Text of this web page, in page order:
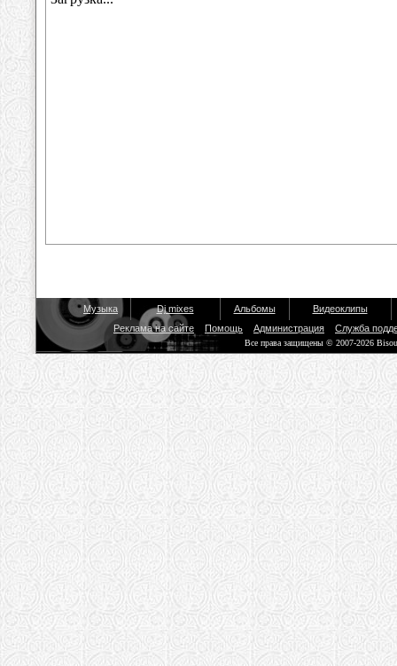
Музыка Dj mixes Альбомы
Видеоклипы
Реклама на сайте
Помощь Администрация Служба
Все права защищены © 2007-2026